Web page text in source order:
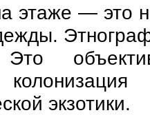
этаже — это
экзотики.